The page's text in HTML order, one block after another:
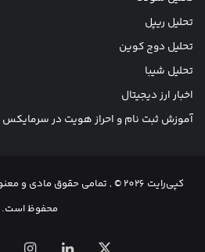
تحلیل ریپل
تحلیل دوج کوین
تحلیل شیبا
اخبار ارز دیجیتال
آموزش ثبت نام و احراز هویت در سرمایکس
کپی‌رایت 2026 © , تمامی حقوق
محفوظ است.